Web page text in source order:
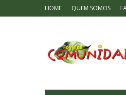
HOME QUEM SOMOS